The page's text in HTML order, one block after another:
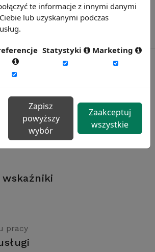
pracy
te informacje z innymi danymi
lub uzyskanymi podczas
Statystyki Marketing
Zapisz
powyższy
wybór
Zaakceptuj
wszystkie